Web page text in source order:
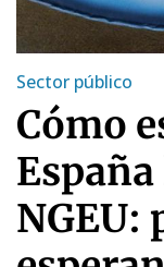
Sector público
Cómo
NGEU: